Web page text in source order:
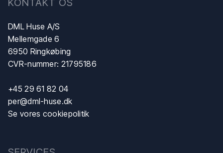
DML Huse A/S
Mellemgade 6
6950 Ringkøbing
CVR-nummer: 21795186
+45 29 61 82 04
per@dml-huse.dk
Se vores cookiepolitik